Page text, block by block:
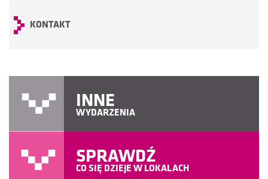
KONTAKT
INNE
WYDARZENIA
SPRAWDŹ
CO SIĘ DZIEJE W LOKALACH